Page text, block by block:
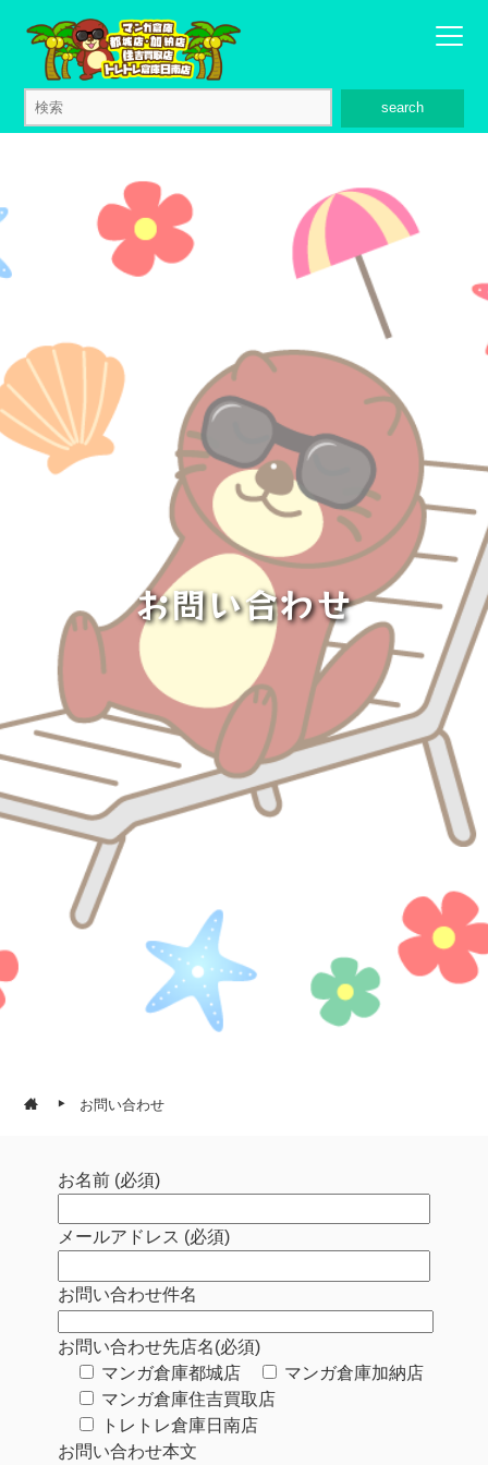
search
お問い合わせ
お問い合わせ
お名前 (必須)
メールアドレス (必須)
お問い合わせ件名
お問い合わせ先店名(必須)
マンガ倉庫都城店
マンガ倉庫加納店
マンガ倉庫住吉買取店
トレトレ倉庫日南店
お問い合わせ本文